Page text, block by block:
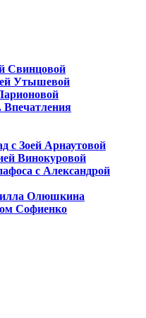
Свинцовой
Утышевой
Впечатления
с Зоей Арнаутовой
Винокуровой
с Александрой
Олюшкина
Софиенко